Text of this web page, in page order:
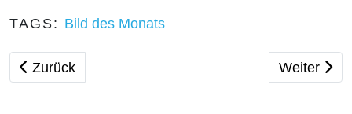
TAGS: Bild des Monats
Vorheriger Beitrag: Bild des Monats - März 2023
Zurück Nächster
Weiter